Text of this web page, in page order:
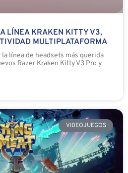
LÍNEA KRAKEN KITTY V3,
MULTIPLATAFORMA
la línea de headsets más querida
Razer Kraken Kitty V3 Pro y
VIDEOJUEGOS